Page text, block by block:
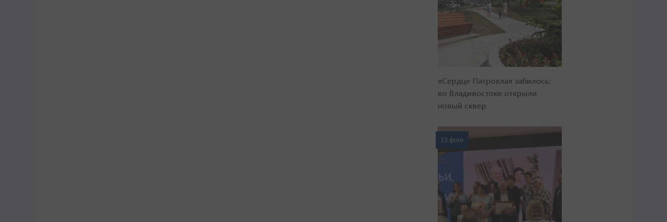
«Сердце Патрокла» забилось:
во Владивостоке открыли
новый сквер
23 фото